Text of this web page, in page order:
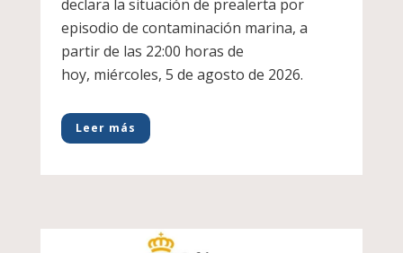
declara la situación de prealerta por
episodio de contaminación marina, a
partir de las 22:00 horas de
hoy, miércoles, 5 de agosto de 2026.
Leer más